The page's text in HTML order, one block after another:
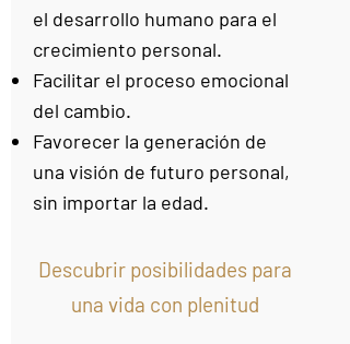
el desarrollo humano para el
crecimiento personal.
Facilitar el proceso emocional
del cambio.
Favorecer la generación de
una visión de futuro personal,
sin importar la edad.
Descubrir posibilidades para
una vida con plenitud